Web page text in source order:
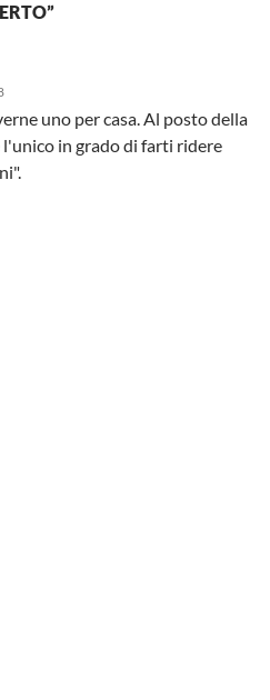
uno per casa. Al posto della
l'unico in grado di farti ridere